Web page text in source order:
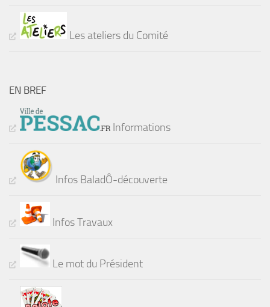
Les ateliers du Comité
EN BREF
Informations
Infos BaladÔ-découverte
Infos Travaux
Le mot du Président